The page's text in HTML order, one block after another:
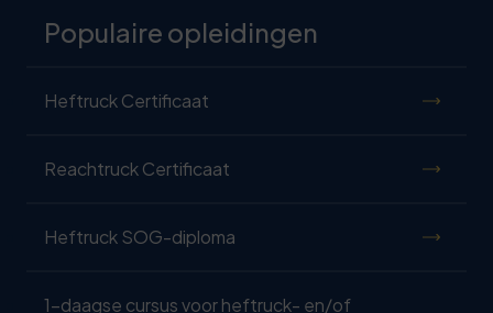
Populaire opleidingen
Heftruck Certificaat
Reachtruck Certificaat
Heftruck SOG-diploma
1-daagse cursus voor heftruck- en/of